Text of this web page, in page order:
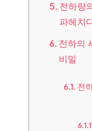
전하량
파헤치
전하의
비밀
전